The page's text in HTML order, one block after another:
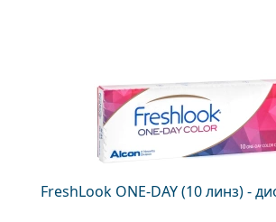
FreshLook ONE-DAY (10 линз) -